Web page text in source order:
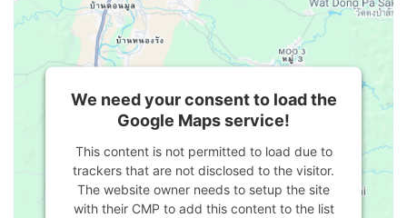
We need your consent to load the
Google Maps service!
This content is not permitted to load due to
trackers that are not disclosed to the visitor.
The website owner needs to setup the site
with their CMP to add this content to the list